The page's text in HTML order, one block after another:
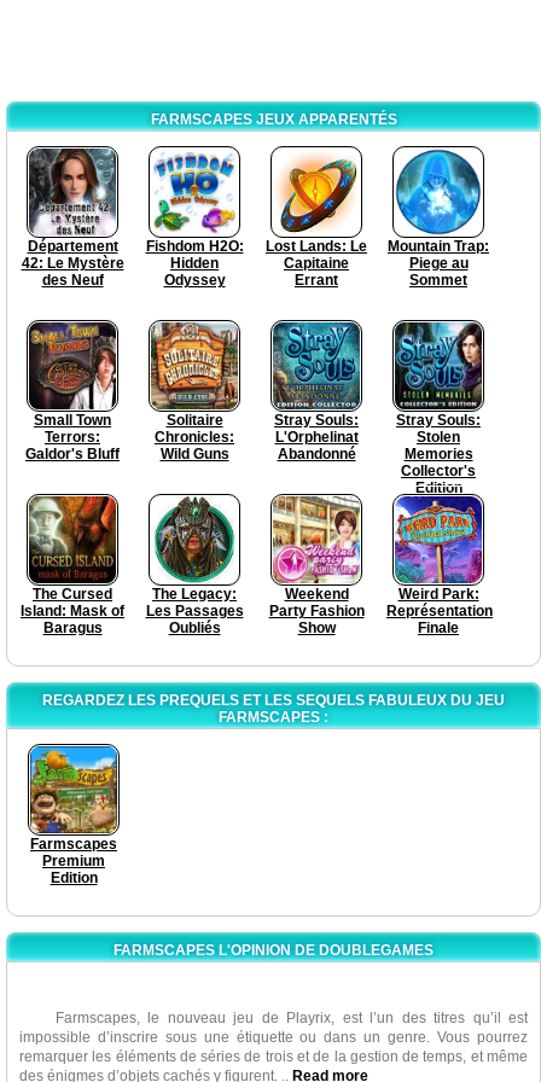
FARMSCAPES JEUX APPARENTÉS
Département
42: Le Mystère
des Neuf
Fishdom H2O:
Hidden
Odyssey
Lost Lands: Le
Capitaine
Errant
Mountain Trap:
Piege au
Sommet
Small Town
Terrors:
Galdor's Bluff
Solitaire
Chronicles:
Wild Guns
Stray Souls:
L'Orphelinat
Abandonné
Stray Souls:
Stolen
Memories
Collector's
Edition
The Cursed
Island: Mask of
Baragus
The Legacy:
Les Passages
Oubliés
Weekend
Party Fashion
Show
Weird Park:
Représentation
Finale
REGARDEZ LES PREQUELS ET LES SEQUELS FABULEUX DU JEU
FARMSCAPES :
Farmscapes
Premium
Edition
FARMSCAPES L'OPINION DE DOUBLEGAMES
Farmscapes, le nouveau jeu de Playrix, est l’un des titres qu’il est
impossible d’inscrire sous une étiquette ou dans un genre. Vous pourrez
remarquer les éléments de séries de trois et de la gestion de temps, et même
des énigmes d’objets cachés y figurent.
Read more